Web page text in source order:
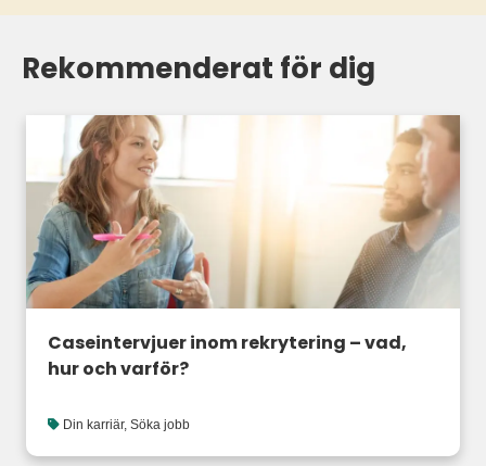
Rekommenderat för dig
Caseintervjuer inom rekrytering – vad,
hur och varför?
Din karriär, Söka jobb